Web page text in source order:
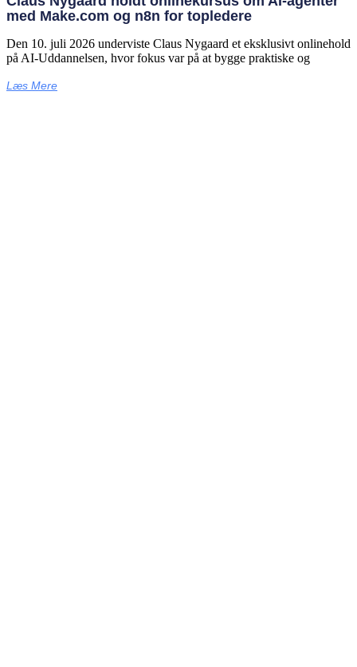
med Make.com og n8n for topledere
Den 10. juli 2026 underviste Claus Nygaard et eksklusivt onlinehold
på AI‑Uddannelsen, hvor fokus var på at bygge praktiske og
Læs Mere